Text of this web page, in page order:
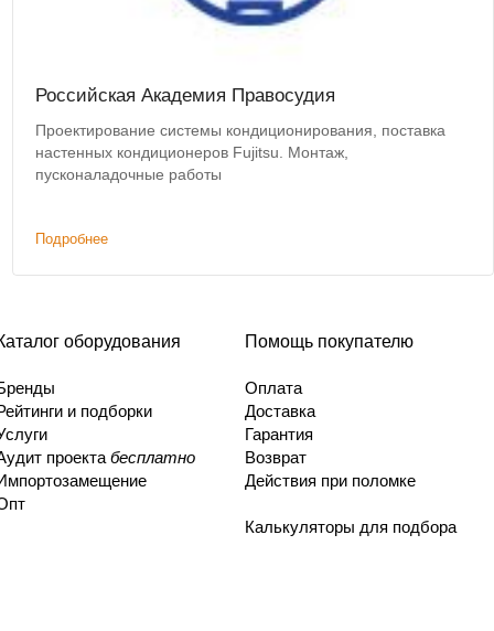
Российская Академия Правосудия
Проектирование системы кондиционирования, поставка
настенных кондиционеров Fujitsu. Монтаж,
пусконаладочные работы
Подробнее
оборудования
и подборки
проекта бесплатно
Помощь покупателю
Оплата
Доставка
Гарантия
Возврат
Действия при поломке
Калькуляторы для подбора